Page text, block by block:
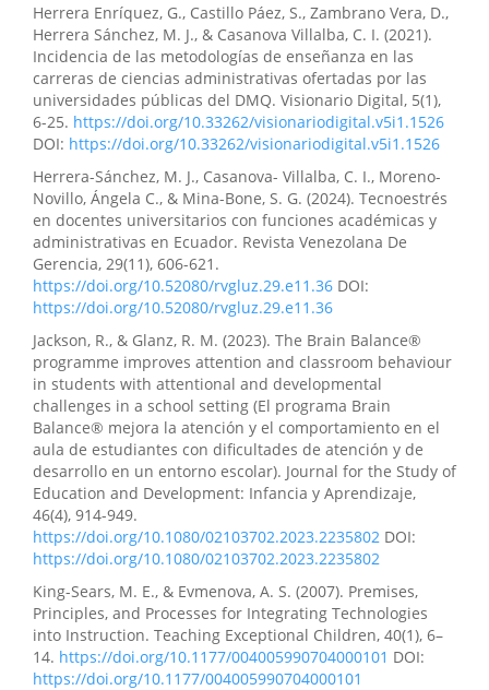
Washington Ramiro Bonilla-Vimos, Santiago Israel
Logroño-Naranjo (2025)
Modelos predictivos para medir la eficiencia del juego
matemático inclusivo en estudiantes de la unidad
educativa “Manuela Cañizares”, Orellana. Journal of
Economic and Social Science Research, 5(4), 39.
10.55813/gaea/jessr/v5/n4/216
Maybelline Jaqueline Herrera-Sánchez, César Iván
Casanova-Villalba, Patricio Javier López-Pérez, Erika
Stephanie Santander-Salmon (2025)
Educación superior híbrida y nuevos modelos de
aprendizaje universitario.. Revista de Investigación y
Liderazgo, 2(1), 51.
10.63618/omd/revinvlid/v2/n1/29
Daysi Matilde del Carmen Armijos Asanza, Carmen
Beatriz Vallejo Toledo, Elisa Gladis Rodriguez Cuenca,
Lucrecia Magdalena Cardenas León, Isabel María
Monserrate Manobanda (2026)
Herramientas digitales y su influencia en la
motivación estudiantil en contextos educativos
inclusivos. Revista Multidisciplinar Epistemología de las
Ciencias, 3(2), 3190.
10.71112/bfdbr584
Herrera Enríquez, G., Castillo Páez, S., Zambrano Vera, D.,
Herrera Sánchez, M. J., & Casanova Villalba, C. I. (2021).
Incidencia de las metodologías de enseñanza en las
carreras de ciencias administrativas ofertadas por las
universidades públicas del DMQ. Visionario Digital, 5(1),
6-25. https://doi.org/10.33262/visionariodigital.v5i1.1526
DOI: https://doi.org/10.33262/visionariodigital.v5i1.1526
Herrera-Sánchez, M. J., Casanova- Villalba, C. I., Moreno-
Novillo, Ángela C., & Mina-Bone, S. G. (2024). Tecnoestrés
en docentes universitarios con funciones académicas y
administrativas en Ecuador. Revista Venezolana De
Gerencia, 29(11), 606-621.
https://doi.org/10.52080/rvgluz.29.e11.36 DOI:
https://doi.org/10.52080/rvgluz.29.e11.36
Jackson, R., & Glanz, R. M. (2023). The Brain Balance®
programme improves attention and classroom behaviour
in students with attentional and developmental
challenges in a school setting (El programa Brain
Balance® mejora la atención y el comportamiento en el
aula de estudiantes con dificultades de atención y de
desarrollo en un entorno escolar). Journal for the Study of
Education and Development: Infancia y Aprendizaje,
46(4), 914-949.
https://doi.org/10.1080/02103702.2023.2235802 DOI:
https://doi.org/10.1080/02103702.2023.2235802
King-Sears, M. E., & Evmenova, A. S. (2007). Premises,
Principles, and Processes for Integrating Technologies
into Instruction. Teaching Exceptional Children, 40(1), 6–
14. https://doi.org/10.1177/004005990704000101 DOI:
https://doi.org/10.1177/004005990704000101